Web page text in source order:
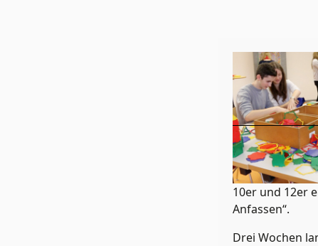
10er und 12er
Anfassen“.
Drei Wochen